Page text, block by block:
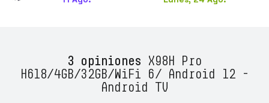
3 opiniones X98H Pro
H618/4GB/32GB/WiFi 6/ Android 12 -
Android TV